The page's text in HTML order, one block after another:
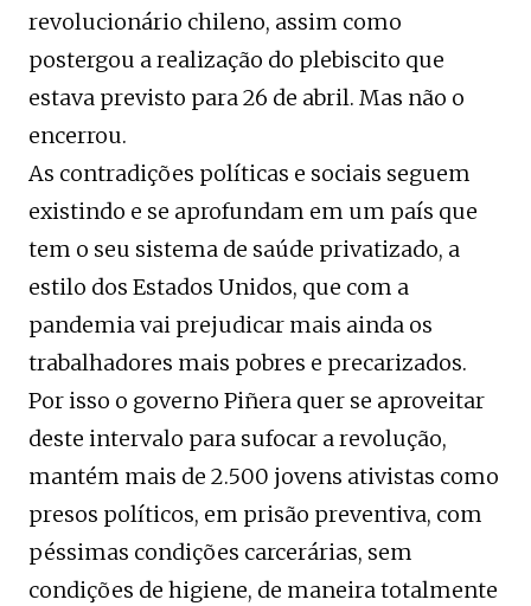
revolucionário chileno, assim como
postergou a realização do plebiscito que
estava previsto para 26 de abril. Mas não o
encerrou.
As contradições políticas e sociais seguem
existindo e se aprofundam em um país que
tem o seu sistema de saúde privatizado, a
estilo dos Estados Unidos, que com a
pandemia vai prejudicar mais ainda os
trabalhadores mais pobres e precarizados.
Por isso o governo Piñera quer se aproveitar
deste intervalo para sufocar a revolução,
mantém mais de 2.500 jovens ativistas como
presos políticos, em prisão preventiva, com
péssimas condições carcerárias, sem
condições de higiene, de maneira totalmente